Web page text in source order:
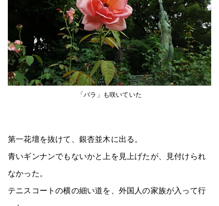
「バラ」も咲いていた
第一花壇を抜けて、銀杏並木に出る。
青いギンナンでもないかと上を見上げたが、見付けられ
なかった。
テニスコートの横の細い道を、外国人の家族が入って行